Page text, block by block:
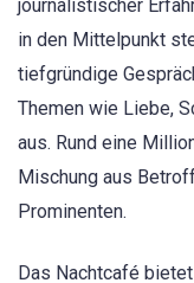
journalistischer
in den Mittelpunkt
tiefgründige
Themen wie Liebe,
aus. Rund eine
Mischung aus
Prominenten.
Das Nachtcafé